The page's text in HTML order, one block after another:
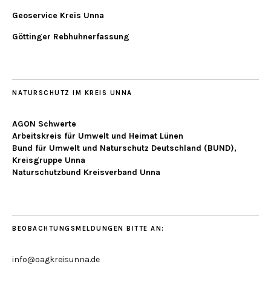
Geoservice Kreis Unna
Göttinger Rebhuhnerfassung
NATURSCHUTZ IM KREIS UNNA
AGON Schwerte
Arbeitskreis für Umwelt und Heimat Lünen
Bund für Umwelt und Naturschutz Deutschland (BUND),
Kreisgruppe Unna
Naturschutzbund Kreisverband Unna
BEOBACHTUNGSMELDUNGEN BITTE AN:
info@oagkreisunna.de